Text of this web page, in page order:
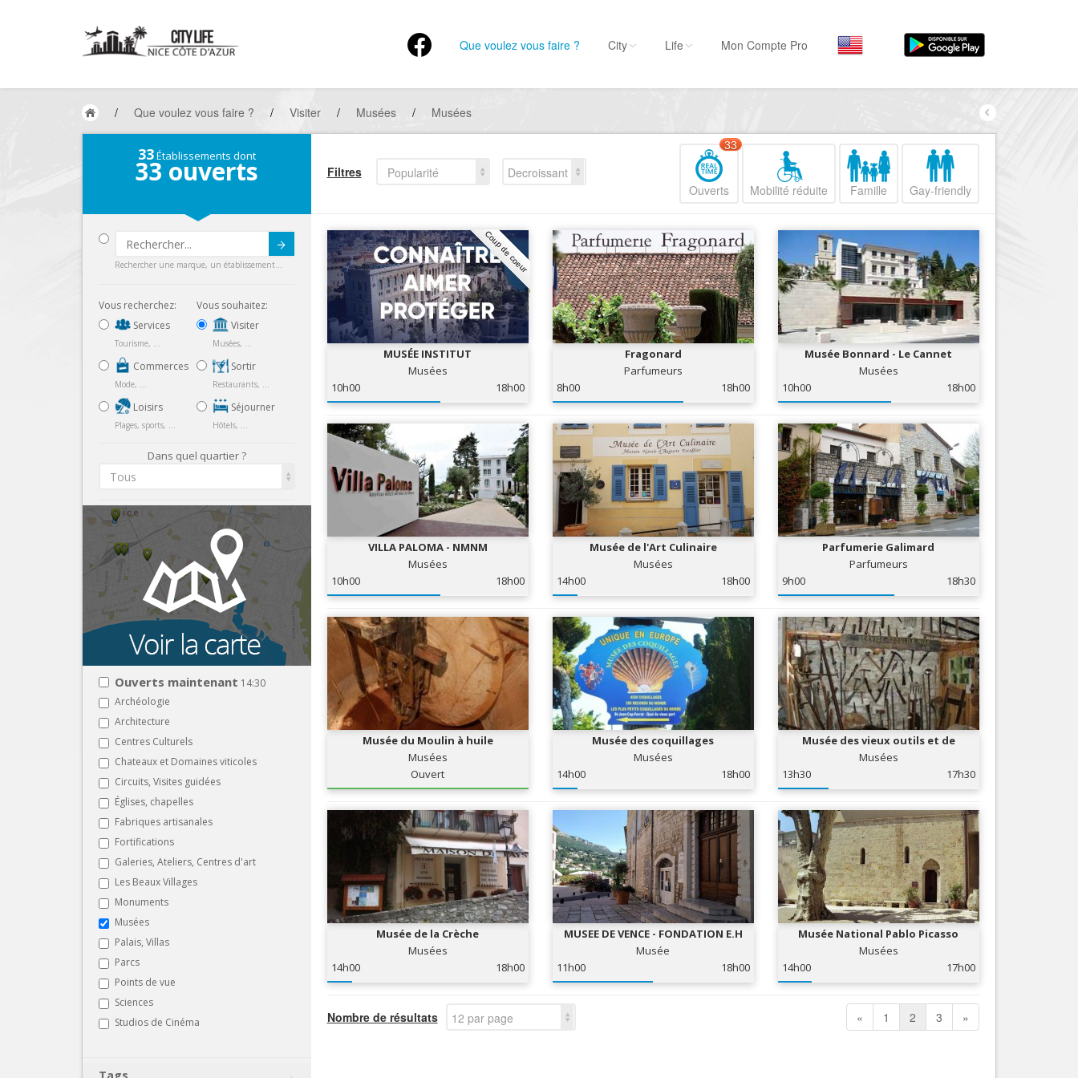
Que voulez vous faire ?
Hôtels, ...
Visiter
Sortir
Restaurants, ...
Commerces
Mode, ...
Loisirs
Plages, sports, ...
Services
Tourisme, ...
Par quartiers
Nice Promenade du
Nice le Port
Nice le Vieux Nice
Nice le Coeur de Ville
Nice les Collines Niçoises
Nice le petit Marais Niçois
Nice la plaine du Var
Nice Aéroport
City Life Mon Compte Pro
/ Que voulez vous faire ? / Visiter / Musées / Musées
33Établissements dont
33 ouverts
Rechercher une marque, un établissement...
Vous recherchez:
Services
Tourisme, ...
Commerces
Mode, ...
Loisirs
Plages, sports, ...
Vous souhaitez:
Visiter
Musées, ...
Sortir
Restaurants, ...
Séjourner
Hôtels, ...
Dans quel quartier ?
Tous
Ouverts maintenant 14:30
Archéologie
Architecture
Centres Culturels
Chateaux et Domaines viticoles
Circuits, Visites guidées
Églises, chapelles
Fabriques artisanales
Fortifications
Galeries, Ateliers, Centres d'art
Les Beaux Villages
Monuments
Musées
Palais, Villas
Parcs
Points de vue
Sciences
Studios de Cinéma
Tags
Filtres Popularité
Decroissant
Ouverts
33
Mobilité réduite Famille Gay-friendly
Coup de coeur
MUSÉE INSTITUT
OCÉANOGRAPHIQUE DE MONACO
Musées
10h00
18h00
Fragonard
Parfumeurs
8h00
18h00
Musée Bonnard - Le Cannet
Musées
10h00
18h00
VILLA PALOMA - NMNM
Musées
10h00
18h00
Musée de l'Art Culinaire
Musées
14h00
18h00
Parfumerie Galimard
Parfumeurs
9h00
18h30
Musée du Moulin à huile
Musées
Ouvert
Musée des coquillages
Musées
14h00
18h00
Musée des vieux outils et de
l'histoire de Lucéram
Musées
13h30
17h30
Musée de la Crèche
Musées
14h00
18h00
MUSEE DE VENCE - FONDATION E.H
Musée
11h00
18h00
Musée National Pablo Picasso
Musées
14h00
17h00
Nombre de résultats 12 par page « 1 2 3 »